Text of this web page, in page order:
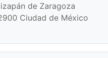
de Zaragoza
Ciudad de México